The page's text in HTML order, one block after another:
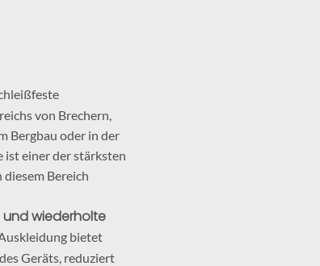
von Brechern,
Bergbau oder in der
einer der stärksten
Bereich
wiederholte
bietet
Geräts, reduziert